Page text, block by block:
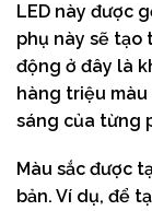
LED này được
phụ này sẽ tạo
động ở đây là
hàng triệu
sáng của từng
Màu sắc được
bản. Ví dụ, để